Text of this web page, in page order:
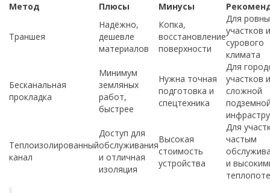
Метод Плюсы Минусы
Траншея
Надёжно,
дешевле
материалов
Копка,
восстановление
поверхности
Для
участков и
сурового
климата
Бесканальная
прокладка
Минимум
земляных
работ,
быстрее
Нужна точная
подготовка и
спецтехника
Для
участков и
сложной
Теплоизолированный
канал
Доступ для
обслуживания
и отличная
изоляция
Высокая
стоимость
устройства
Для
частым
и